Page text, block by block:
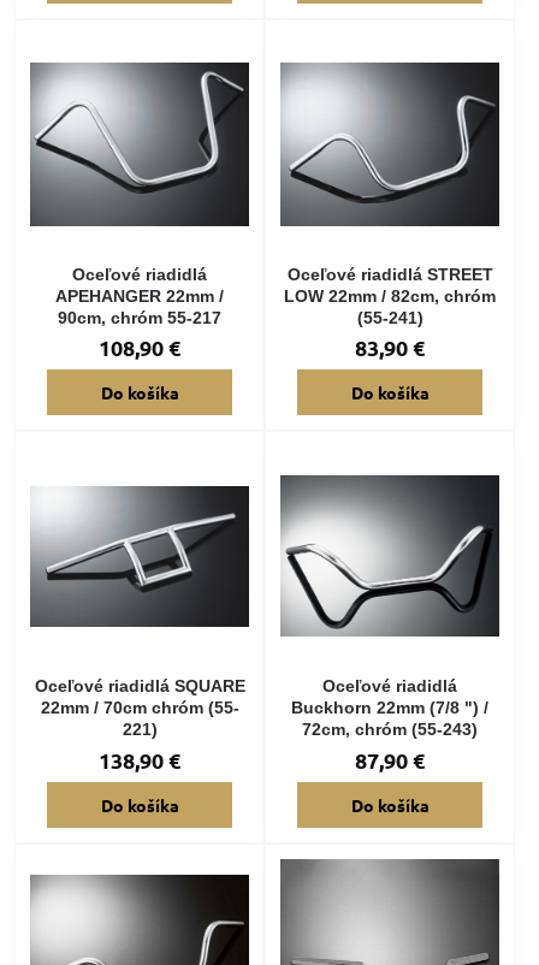
Oceľové riadidlá
APEHANGER 22mm /
90cm, chróm 55-217
108,90 €
Do košíka
Oceľové riadidlá STREET
LOW 22mm / 82cm, chróm
(55-241)
83,90 €
Do košíka
Oceľové riadidlá SQUARE
22mm / 70cm chróm (55-
221)
138,90 €
Do košíka
Oceľové riadidlá
Buckhorn 22mm (7/8 ") /
72cm, chróm (55-243)
87,90 €
Do košíka